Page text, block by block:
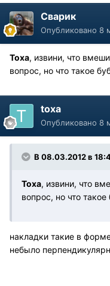
Сварик
Опубликовано 8
Тоха, извини, что
вопрос, но что такое
toxa
Опубликовано 8
В 08.03.2012 в
Тоха, извини, что
вопрос, но что такое
накладки такие в
небыло